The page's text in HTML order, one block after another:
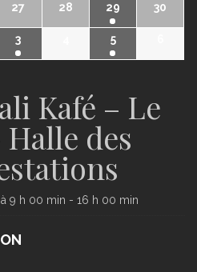
27 28 29 30
3 5
Kafé – Le
des
9 h 00 min - 16 h 00 min